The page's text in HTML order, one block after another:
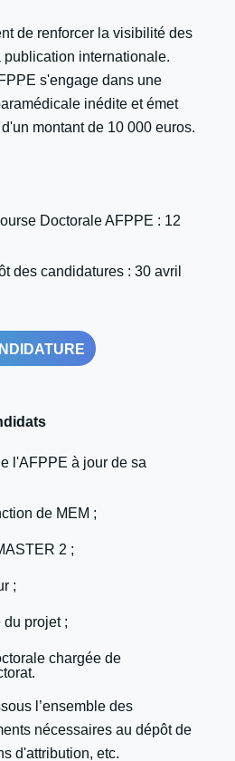
de renforcer la visibilité des
publication internationale.
s'engage dans une
inédite et émet
montant de 10 000 euros.
Doctorale AFPPE : 12
des candidatures : 30 avril
l'AFPPE à jour de sa
de MEM ;
2 ;
;
du projet ;
chargée de
l’ensemble des
nécessaires au dépôt de
d'attribution, etc.